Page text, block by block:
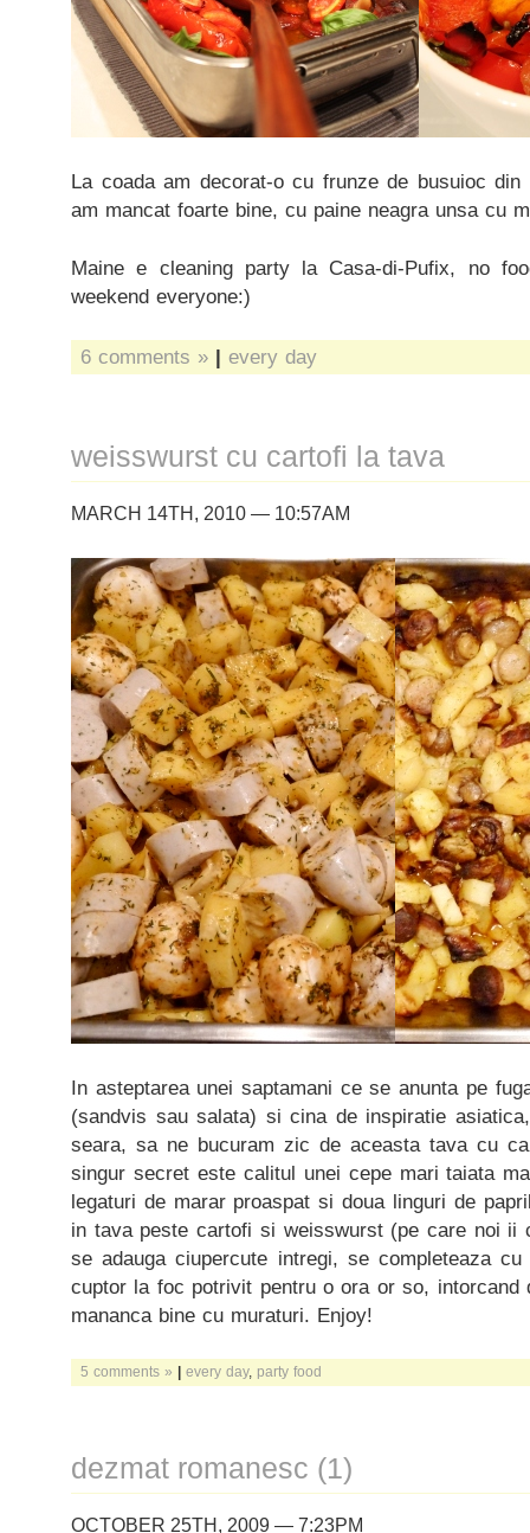
La coada am decorat-o cu frunze de busuioc
am mancat foarte bine, cu paine neagra unsa cu
Maine e cleaning party la Casa-di-Pufix, no
weekend everyone:)
6 comments » | every day
weisswurst cu cartofi la tava
MARCH 14TH, 2010 — 10:57AM
In asteptarea unei saptamani ce se anunta pe
(sandvis sau salata) si cina de inspiratie
seara, sa ne bucuram zic de aceasta tava cu
singur secret este calitul unei cepe mari taiata
legaturi de marar proaspat si doua linguri de
in tava peste cartofi si weisswurst (pe care noi ii
se adauga ciupercute intregi, se completeaza
cuptor la foc potrivit pentru o ora or so, intorcand
mananca bine cu muraturi. Enjoy!
5 comments » | every day, party food
dezmat romanesc (1)
OCTOBER 25TH, 2009 — 7:23PM